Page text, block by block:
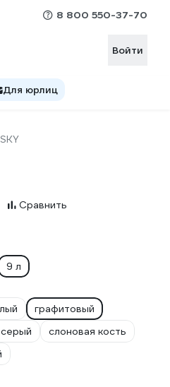
8 800 550-37-70
Войти
Для юрлиц
Сравнить
9 л
графитовый
серый
слоновая кость